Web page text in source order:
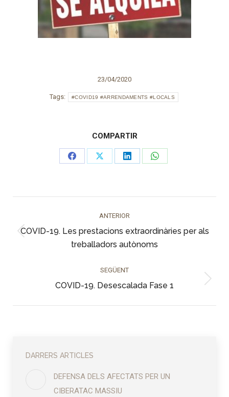
23/04/2020
Tags: #COVID19 #ARRENDAMENTS #LOCALS
COMPARTIR
Share
Share
Share
Share
ANTERIOR
Previous
COVID-19. Les prestacions extraordinàries per als
treballadors autònoms
SEGÜENT
Next
COVID-19. Desescalada Fase 1
DARRERS ARTICLES
DEFENSA DELS AFECTATS PER UN
CIBERATAC MASSIU